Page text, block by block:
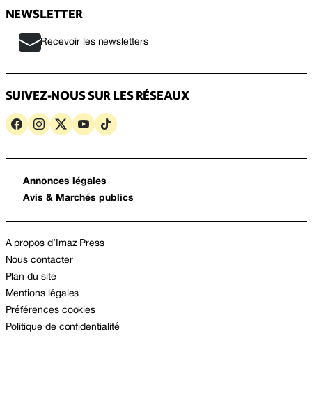
NEWSLETTER
Recevoir les newsletters
SUIVEZ-NOUS SUR LES RÉSEAUX
Annonces légales
Avis & Marchés publics
A propos d’Imaz Press
Nous contacter
Plan du site
Mentions légales
Préférences cookies
Politique de confidentialité